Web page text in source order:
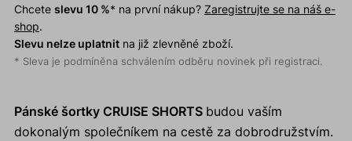
Chcete slevu 10 %* na první nákup? Zaregistrujte se na náš e-
shop.
Slevu nelze uplatnitna již zlevněné zboží.
* Sleva je podmíněna schválením odběru novinek při registraci.
Pánské šortky CRUISE SHORTS budou vaším
dokonalým společníkem na cestě za dobrodružstvím.